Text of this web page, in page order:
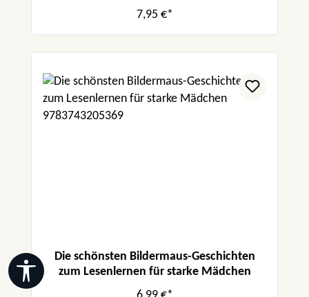
7,95 €*
Die schönsten Bildermaus-Geschichten
zum Lesenlernen für starke Mädchen
Werkzeugleiste anzeigen